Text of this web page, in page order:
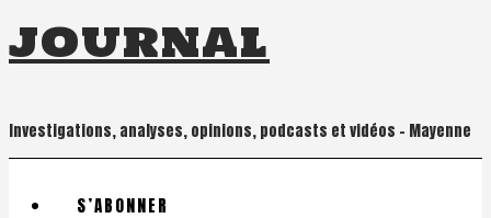
journal
Investigations, analyses, opinions, podcasts et vidéos – Mayenne
S’ABONNER